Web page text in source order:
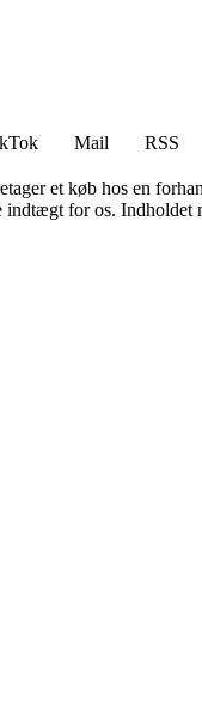
Mail
RSS
et køb hos en
for os. Indholdet